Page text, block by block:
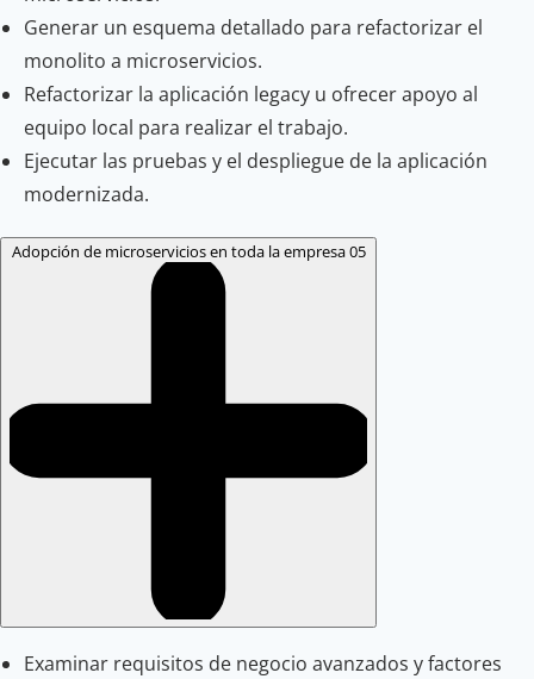
Generar un esquema detallado para refactorizar el
monolito a microservicios.
Refactorizar la aplicación legacy u ofrecer apoyo al
equipo local para realizar el trabajo.
Ejecutar las pruebas y el despliegue de la aplicación
modernizada.
Adopción de microservicios en toda la empresa05
Examinar requisitos de negocio avanzados y factores